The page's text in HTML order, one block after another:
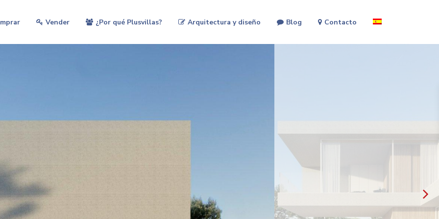
Vender ¿Por qué Plusvillas? Arquitectura y diseño Blog Contacto